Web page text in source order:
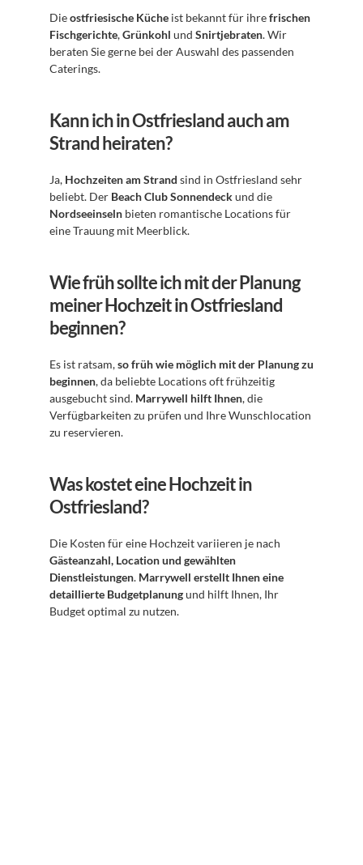
Die ostfriesische Küche ist bekannt für ihre frischen
Fischgerichte, Grünkohl und Snirtjebraten. Wir
beraten Sie gerne bei der Auswahl des passenden
Caterings.
Kann ich in Ostfriesland auch am
Strand heiraten?
Ja, Hochzeiten am Strand sind in Ostfriesland sehr
beliebt. Der Beach Club Sonnendeck
Nordseeinseln bieten romantische Locations für
eine Trauung mit Meerblick.
Wie früh sollte ich mit der Planung
meiner Hochzeit in Ostfriesland
beginnen?
Es ist ratsam, so früh wie möglich mit der Planung zu
beginnen, da beliebte Locations oft frühzeitig
ausgebucht sind. Marrywell hilft Ihnen, die
Verfügbarkeiten zu prüfen und Ihre Wunschlocation
zu reservieren.
Was kostet eine Hochzeit in
Ostfriesland?
Gästeanzahl, Location und gewählten
Dienstleistungen. Marrywell erstellt Ihnen eine
detaillierte Budgetplanung und hilft Ihnen, Ihr
Budget optimal zu nutzen.